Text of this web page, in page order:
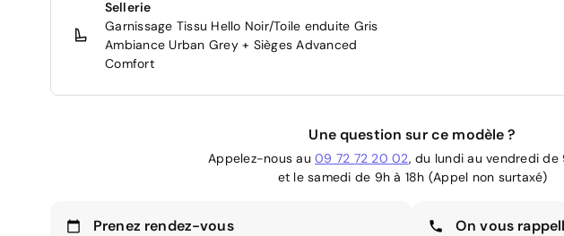
Sellerie
Garnissage Tissu Hello Noir/Toile enduite Gris
Ambiance Urban Grey + Sièges Advanced
Comfort
Une question sur ce modèle ?
Appelez-nous au 09 72 72 20 02, du lundi au vendredi de
et le samedi de 9h à 18h (Appel non surtaxé)
Prenez rendez-vous On vous